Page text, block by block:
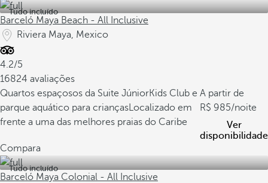
Tudo incluído
Barceló Maya Beach - All Inclusive
Riviera Maya, Mexico
4.2/5
16824 avaliações
Quartos espaçosos da Suite JúniorKids Club e
parque aquático para criançasLocalizado em
frente a uma das melhores praias do Caribe
A partir de
985/noite
Ver
disponibilidade
Compara
Tudo incluído
Barceló Maya Colonial - All Inclusive